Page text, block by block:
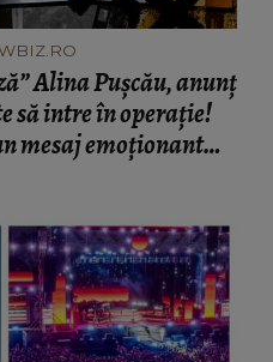
Alina Pușcău, anunț
să intre în operație!
mesaj emoționant